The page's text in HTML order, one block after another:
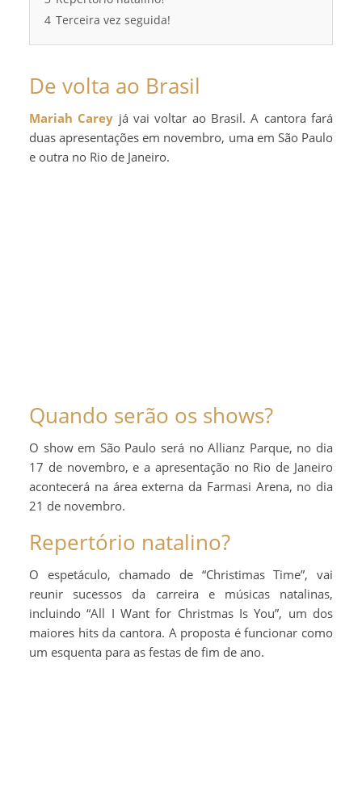
4 Terceira vez seguida!
De volta ao Brasil
Mariah Carey já vai voltar ao Brasil. A cantora fará
duas apresentações em novembro, uma em São Paulo
e outra no Rio de Janeiro.
Quando serão os shows?
O show em São Paulo será no Allianz Parque, no dia
17 de novembro, e a apresentação no Rio de Janeiro
acontecerá na área externa da Farmasi Arena, no dia
21 de novembro.
Repertório natalino?
O espetáculo, chamado de “Christimas Time”, vai
reunir sucessos da carreira e músicas natalinas,
incluindo “All I Want for Christmas Is You”, um dos
maiores hits da cantora. A proposta é funcionar como
um esquenta para as festas de fim de ano.